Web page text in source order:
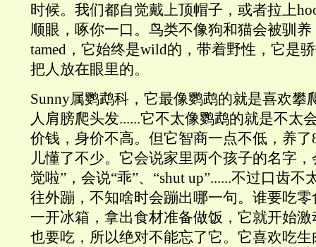
时候。我们都自觉戴上顶帽子，或者拉上
顺眼，啄你一口。鸟类不像狗和猫会被驯
tamed，它始终是wild的，带着野性，它是
把人放在眼里的。
Sunny属鹦鹉科，它最像鹦鹉的就是喜欢攀
人肩膀爬头发......它不太像鹦鹉的就是不太
价钱，身价不高。但它智商一点不低，养
儿懂了不少。它会说家里两个孩子的名字，
觉啦”，会说“乖”、“shut up”......不过口齿
往外蹦，不知啥时会蹦出哪一句。谁要吃
一开冰箱，拿出食材准备做饭，它就开始
也要吃，所以绝对不能忘了它。它喜欢吃